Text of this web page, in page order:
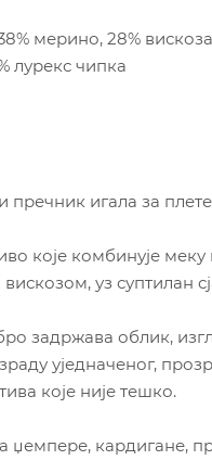
мерино, 28%
лурекс чипка
пречник игала за
које комбинује меку
уз суптилан
задржава облик,
уједначеног,
које није тешко.
џемпере, кардигане,